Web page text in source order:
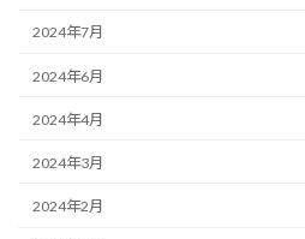
2024年7月
2024年6月
2024年4月
2024年3月
2024年2月